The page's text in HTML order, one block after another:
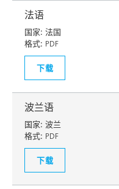
法语
国家: 法国
格式: PDF
下载
波兰语
国家: 波兰
格式: PDF
下载